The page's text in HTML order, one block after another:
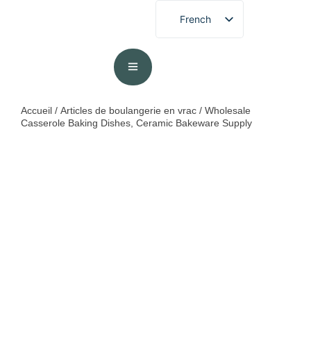
French
English
Portuguese
Accueil / Articles de boulangerie en vrac / Wholesale
Casserole Baking Dishes, Ceramic Bakeware Supply